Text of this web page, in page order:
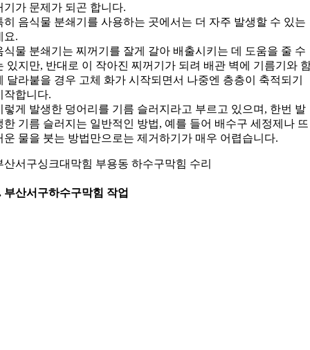
기가 문제가 되곤 합니다.
히 음식물 분쇄기를 사용하는 곳에서는 더 자주 발생할 수 있는
요.
식물 분쇄기는 찌꺼기를 잘게 갈아 배출시키는 데 도움을 줄 수
있지만, 반대로 이 작아진 찌꺼기가 되려 배관 벽에 기름기와
달라붙을 경우 고체 화가 시작되면서 나중엔 층층이 축적되기
작합니다.
렇게 발생한 덩어리를 기름 슬러지라고 부르고 있으며, 한번 발
한 기름 슬러지는 일반적인 방법, 예를 들어 배수구 세정제나 뜨
운 물을 붓는 방법만으로는 제거하기가 매우 어렵습니다.
산서구싱크대막힘 부용동 하수구막힘 수리
부산서구하수구막힘 작업